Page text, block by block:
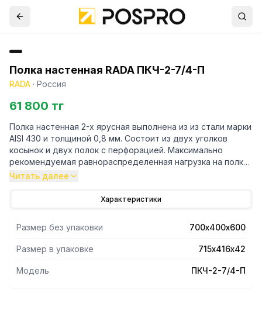
Полка настенная RADA ПКЧ-2-7/4-П
RADA · Россия
61 800 тг
Полка настенная 2-х ярусная выполнена из из стали марки
AISI 430 и толщиной 0,8 мм. Состоит из двух уголков
косынок и двух полок с перфорацией. Максимально
рекомендуемая равнораспределенная нагрузка на полку
- 40 кг. В упакованном виде изделие имеет габариты
Читать далее
Характеристики
Размер без упаковки 700х400х600
Размер в упаковке 715х416х42
Модель ПКЧ-2-7/4-П